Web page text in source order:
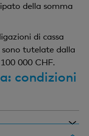
della somma
di cassa
sono tutelate dalla
000 CHF.
condizioni
di un